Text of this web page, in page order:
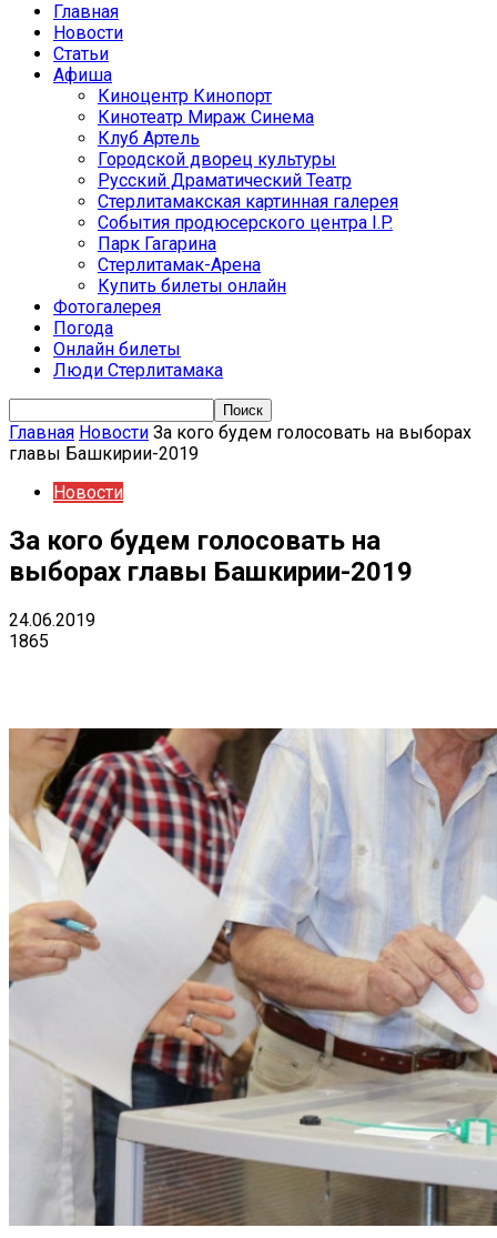
Главная
Новости
Статьи
Афиша
Киноцентр Кинопорт
Кинотеатр Мираж Синема
Клуб Артель
Городской дворец культуры
Русский Драматический Театр
Стерлитамакская картинная галерея
События продюсерского центра I.P.
Парк Гагарина
Стерлитамак-Арена
Купить билеты онлайн
Фотогалерея
Погода
Онлайн билеты
Люди Стерлитамака
Главная Новости За кого будем голосовать на выборах
главы Башкирии-2019
Новости
За кого будем голосовать на
выборах главы Башкирии-2019
24.06.2019
1865